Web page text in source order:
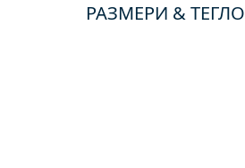
РАЗМЕРИ & ТЕГЛО